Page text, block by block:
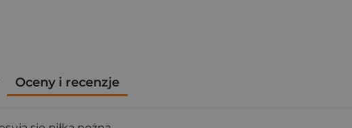
Oceny i recenzje